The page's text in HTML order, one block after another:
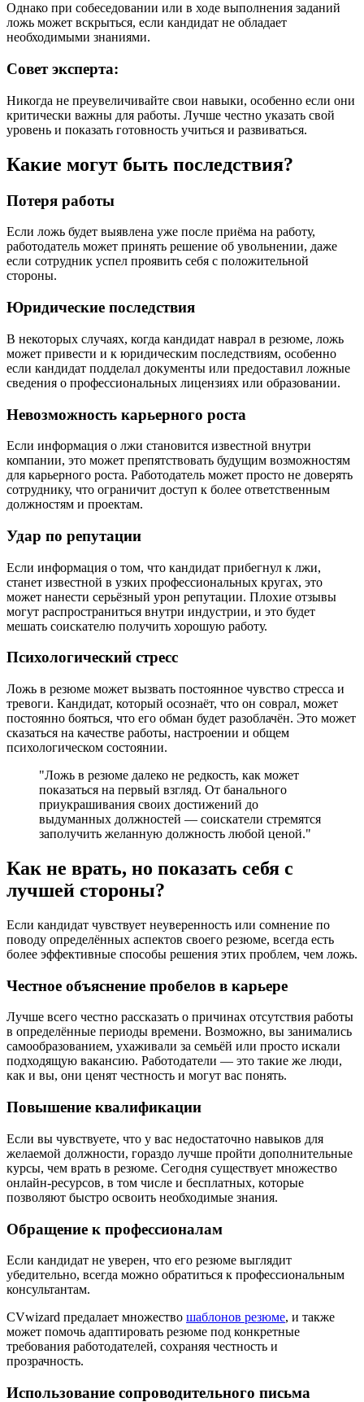
Однако при собеседовании или в ходе выполнения заданий
ложь может вскрыться, если кандидат не обладает
необходимыми знаниями.
Совет эксперта:
Никогда не преувеличивайте свои навыки, особенно если они
критически важны для работы. Лучше честно указать свой
уровень и показать готовность учиться и развиваться.
Какие могут быть последствия?
Потеря работы
Если ложь будет выявлена уже после приёма на работу,
работодатель может принять решение об увольнении, даже
если сотрудник успел проявить себя с положительной
стороны.
Юридические последствия
В некоторых случаях, когда кандидат наврал в резюме, ложь
может привести и к юридическим последствиям, особенно
если кандидат подделал документы или предоставил ложные
сведения о профессиональных лицензиях или образовании.
Невозможность карьерного роста
Если информация о лжи становится известной внутри
компании, это может препятствовать будущим возможностям
для карьерного роста. Работодатель может просто не доверять
сотруднику, что ограничит доступ к более ответственным
должностям и проектам.
Удар по репутации
Если информация о том, что кандидат прибегнул к лжи,
станет известной в узких профессиональных кругах, это
может нанести серьёзный урон репутации. Плохие отзывы
могут распространиться внутри индустрии, и это будет
мешать соискателю получить хорошую работу.
Психологический стресс
Ложь в резюме может вызвать постоянное чувство стресса и
тревоги. Кандидат, который осознаёт, что он соврал, может
постоянно бояться, что его обман будет разоблачён. Это может
сказаться на качестве работы, настроении и общем
психологическом состоянии.
"Ложь в резюме далеко не редкость, как может
показаться на первый взгляд. От банального
приукрашивания своих достижений до
выдуманных должностей — соискатели стремятся
заполучить желанную должность любой ценой."
Как не врать, но показать себя с
лучшей стороны?
Если кандидат чувствует неуверенность или сомнение по
поводу определённых аспектов своего резюме, всегда есть
более эффективные способы решения этих проблем, чем ложь.
Честное объяснение пробелов в карьере
Лучше всего честно рассказать о причинах отсутствия работы
в определённые периоды времени. Возможно, вы занимались
самообразованием, ухаживали за семьёй или просто искали
подходящую вакансию. Работодатели — это такие же люди,
как и вы, они ценят честность и могут вас понять.
Повышение квалификации
Если вы чувствуете, что у вас недостаточно навыков для
желаемой должности, гораздо лучше пройти дополнительные
курсы, чем врать в резюме. Сегодня существует множество
онлайн-ресурсов, в том числе и бесплатных, которые
позволяют быстро освоить необходимые знания.
Обращение к профессионалам
Если кандидат не уверен, что его резюме выглядит
убедительно, всегда можно обратиться к профессиональным
консультантам.
CVwizard предалает множество шаблонов резюме, и также
может помочь адаптировать резюме под конкретные
требования работодателей, сохраняя честность и
прозрачность.
Использование сопроводительного письма